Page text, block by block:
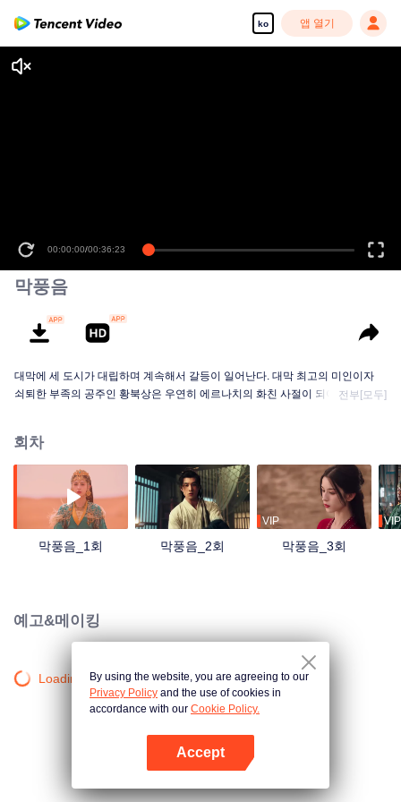
ko 앱 열기
00:00:00/00:36:23
막풍음
대막에 세 도시가 대립하며 계속해서 갈등이 일어난다. 대막 최고의 미인이자
쇠퇴한 부족의 공주인 황북상은 우연히 에르나치의 화친 사절이 되어 운패성으
막에 발을 디뎌 북부 변경의 영주 곽경운과 서로 사랑에 빠진다. 아름다운 여인
은 현실과 환상이 교차하는 위기 속에서 대막을 뒤흔들며 폭풍을 일으킨다.
전부[모두]
회차
막풍음_1회 막풍음_2회
VIP
막풍음_3회
VIP
예고&메이킹
Loading…By using the website, you are agreeing to our
Privacy Policy and the use of cookies in
accordance with our Cookie Policy.
Accept